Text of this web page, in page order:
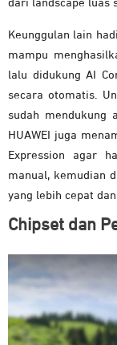
dari landscape luas
Keunggulan lain
mampu
lalu didukung AI
secara otomatis.
sudah mendukung
HUAWEI juga
Expression agar
manual, kemudian
yang lebih cepat dan
Chipset dan